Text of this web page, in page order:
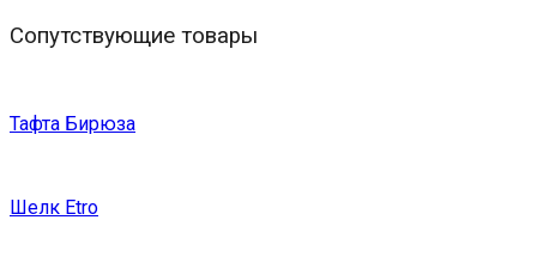
Сопутствующие товары
Тафта Бирюза
Шелк Etro